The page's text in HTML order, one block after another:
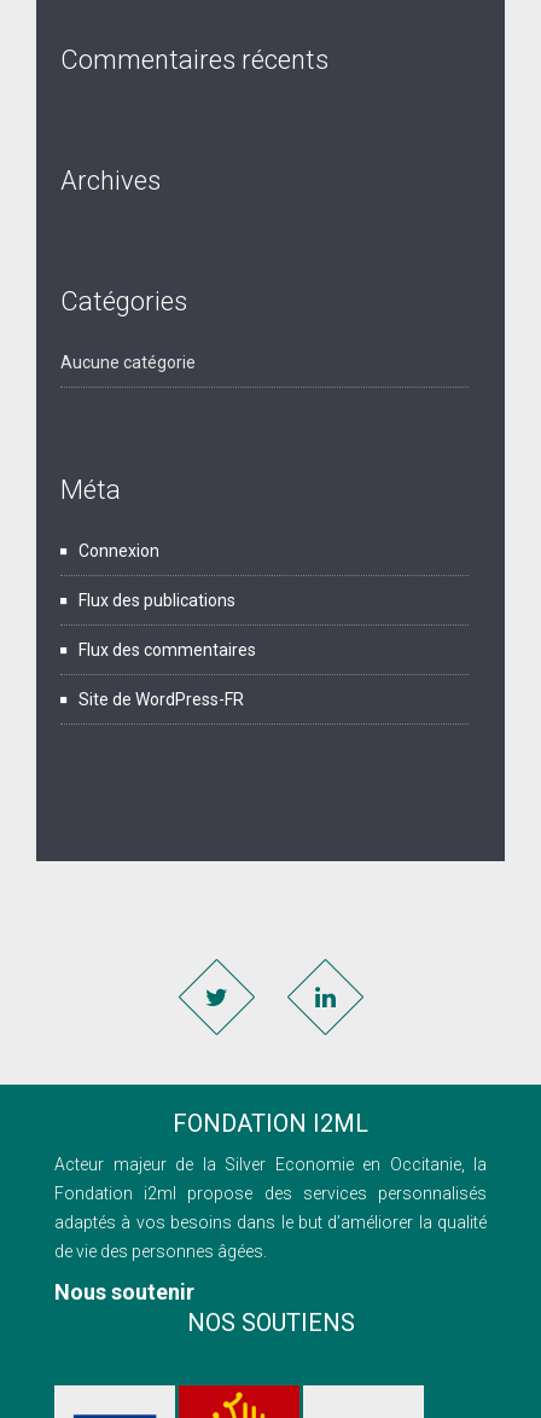
Commentaires récents
Archives
Catégories
Aucune catégorie
Méta
Connexion
Flux des publications
Flux des commentaires
Site de WordPress-FR
FONDATION I2ML
Acteur majeur de la Silver Economie en Occitanie, la
Fondation i2ml propose des services personnalisés
adaptés à vos besoins dans le but d’améliorer la qualité
de vie des personnes âgées.
Nous soutenir
NOS SOUTIENS